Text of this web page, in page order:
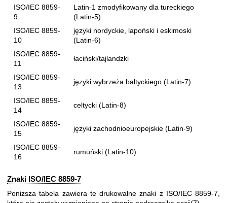
ISO/IEC 8859-
9
Latin-1 zmodyfikowany dla tureckiego
(Latin-5)
ISO/IEC 8859-
10
języki nordyckie, lapoński i eskimoski
(Latin-6)
ISO/IEC 8859-
11
łaciński/tajlandzki
ISO/IEC 8859-
13
języki wybrzeża bałtyckiego (Latin-7)
ISO/IEC 8859-
14
celtycki (Latin-8)
ISO/IEC 8859-
15
języki zachodnioeuropejskie (Latin-9)
ISO/IEC 8859-
16
rumuński (Latin-10)
Znaki ISO/IEC 8859-7
Poniższa tabela zawiera te drukowalne znaki z ISO/IEC 8859-7,